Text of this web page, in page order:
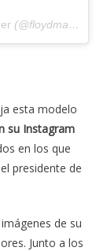
(@floydmayweather) el
esta modelo
su Instagram
en los que
presidente de
de su
Junto a los